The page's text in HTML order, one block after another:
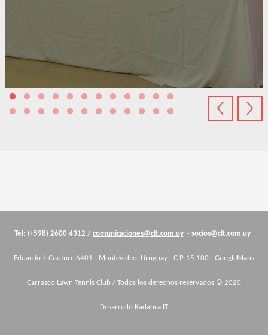
Cuerpo
Tel: (+598) 2600 4312 / comunicaciones@clt.com.uy- socios@clt.com.uy
Eduardo J. Couture 6401 - Montevideo, Uruguay - C.P. 15.100 - GoogleMaps
Carrasco Lawn Tennis Club / Todos los derechos reservados © 2020
Desarrollo Kadabra IT